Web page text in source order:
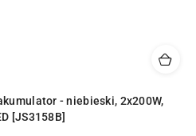
- niebieski, 2x200W,
[JS3158B]